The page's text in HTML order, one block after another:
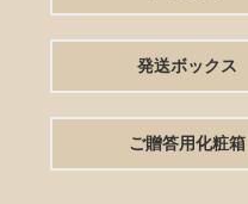
発送ボックス
ご贈答用化粧箱